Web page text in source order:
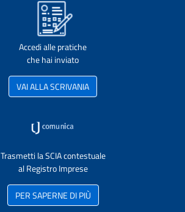
Accedi alle pratiche
che hai inviato
VAI ALLA SCRIVANIA
Trasmetti la SCIA contestuale
al Registro Imprese
PER SAPERNE DI PIÙ